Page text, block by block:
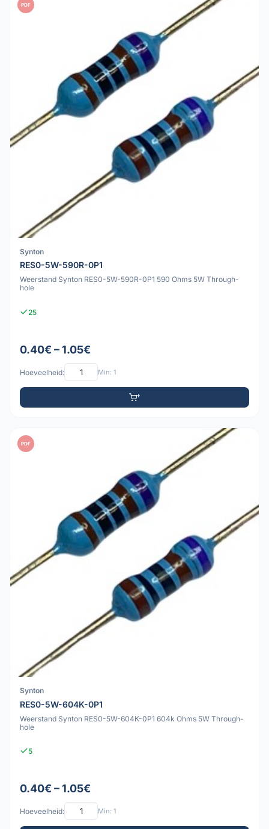
PDF
Synton
RES0-5W-590R-0P1
Weerstand Synton RES0-5W-590R-0P1 590 Ohms 5W Through-
hole
25
0.40€ – 1.05€
Hoeveelheid: Min: 1
PDF
Synton
RES0-5W-604K-0P1
Weerstand Synton RES0-5W-604K-0P1 604k Ohms 5W Through-
hole
5
0.40€ – 1.05€
Hoeveelheid: Min: 1